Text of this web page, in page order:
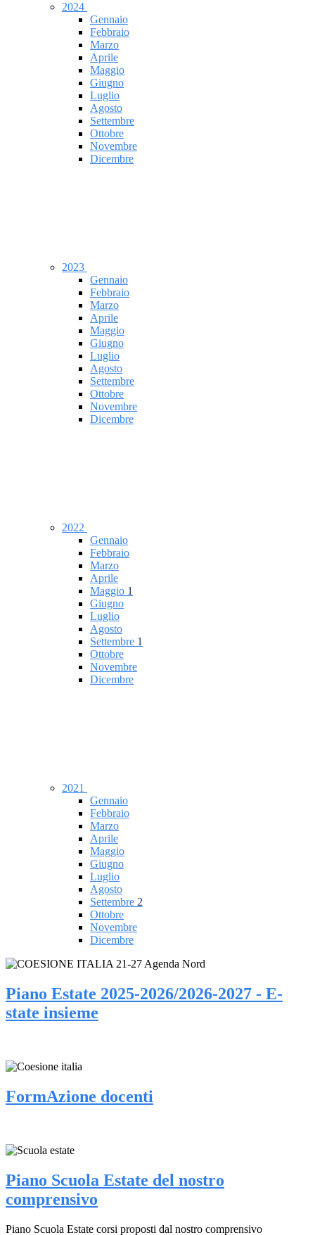
2024
Gennaio
Febbraio
Marzo
Aprile
Maggio
Giugno
Luglio
Agosto
Settembre
Ottobre
Novembre
Dicembre
2023
Gennaio
Febbraio
Marzo
Aprile
Maggio
Giugno
Luglio
Agosto
Settembre
Ottobre
Novembre
Dicembre
2022
Gennaio
Febbraio
Marzo
Aprile
Maggio 1
Giugno
Luglio
Agosto
Settembre 1
Ottobre
Novembre
Dicembre
2021
Gennaio
Febbraio
Marzo
Aprile
Maggio
Giugno
Luglio
Agosto
Settembre 2
Ottobre
Novembre
Dicembre
Piano Estate 2025-2026/2026-2027 - E-
state insieme
FormAzione docenti
Piano Scuola Estate del nostro
comprensivo
Piano Scuola Estate corsi proposti dal nostro comprensivo